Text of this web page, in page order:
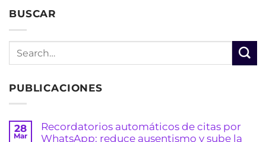
BUSCAR
PUBLICACIONES
28
Mar
Recordatorios automáticos de citas por
WhatsApp: reduce ausentismo y sube la